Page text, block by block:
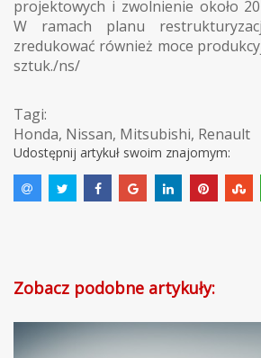
projektowych i zwolnienie około
W ramach planu
zredukować również moce
sztuk./ns/
Tagi:
Honda, Nissan, Mitsubishi, Renault
Udostępnij artykuł swoim znajomym:
Zobacz podobne artykuły: